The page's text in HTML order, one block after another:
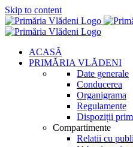
Skip to content
ACASĂ
PRIMĂRIA VLĂDENI
Date generale
Conducerea
Organigrama
Regulamente
Dispoziții
Compartimente
Relatii cu